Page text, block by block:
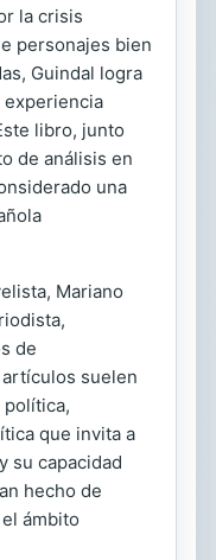
la crisis
personajes bien
Guindal logra
experiencia
libro, junto
de análisis en
una
Mariano
de
suelen
política,
que invita a
su capacidad
hecho de
ámbito